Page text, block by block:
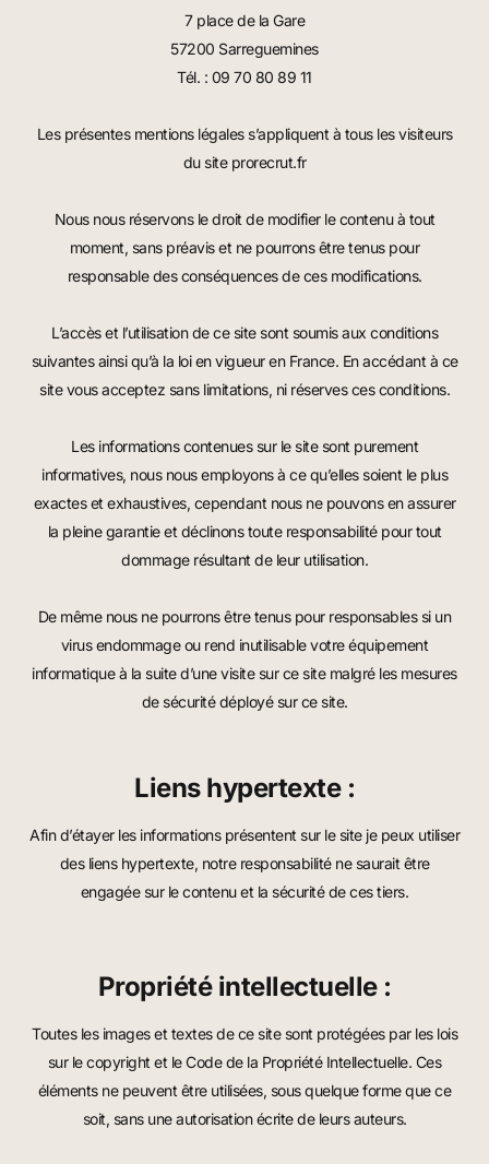
7 place de la Gare
57200 Sarreguemines
Tél. : 09 70 80 89 11
Les présentes mentions légales s’appliquent à tous les visiteurs
du site prorecrut.fr
Nous nous réservons le droit de modifier le contenu à tout
moment, sans préavis et ne pourrons être tenus pour
responsable des conséquences de ces modifications.
L’accès et l’utilisation de ce site sont soumis aux conditions
suivantes ainsi qu’à la loi en vigueur en France. En accédant à ce
site vous acceptez sans limitations, ni réserves ces conditions.
Les informations contenues sur le site sont purement
informatives, nous nous employons à ce qu’elles soient le plus
exactes et exhaustives, cependant nous ne pouvons en assurer
la pleine garantie et déclinons toute responsabilité pour tout
dommage résultant de leur utilisation.
De même nous ne pourrons être tenus pour responsables si un
virus endommage ou rend inutilisable votre équipement
informatique à la suite d’une visite sur ce site malgré les mesures
de sécurité déployé sur ce site.
Liens hypertexte :
Afin d’étayer les informations présentent sur le site je peux utiliser
des liens hypertexte, notre responsabilité ne saurait être
engagée sur le contenu et la sécurité de ces tiers.
Propriété intellectuelle :
Toutes les images et textes de ce site sont protégées par les lois
sur le copyright et le Code de la Propriété Intellectuelle. Ces
éléments ne peuvent être utilisées, sous quelque forme que ce
soit, sans une autorisation écrite de leurs auteurs.